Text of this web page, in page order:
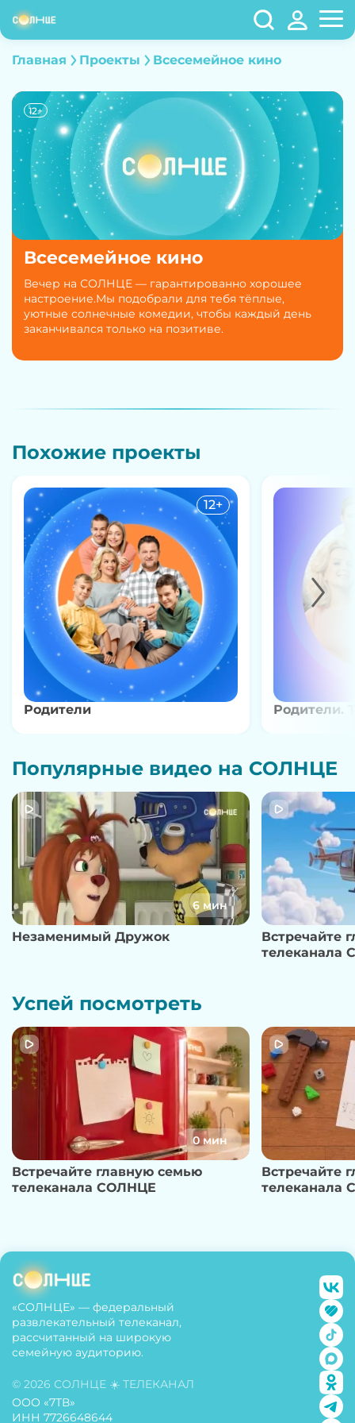
Главная Проекты Всесемейное кино
12+
Всесемейное кино
Вечер на СОЛНЦЕ — гарантированно хорошее
настроение.Мы подобрали для тебя тёплые,
уютные солнечные комедии, чтобы каждый день
заканчивался только на позитиве.
Похожие проекты
12+
Родители Родители.
Популярные видео на СОЛНЦЕ
6 мин
Незаменимый Дружок
Встречайте
телеканала
Успей посмотреть
0 мин
Встречайте главную семью
телеканала СОЛНЦЕ
Встречайте
телеканала
«СОЛНЦЕ» — федеральный
развлекательный телеканал,
рассчитанный на широкую
семейную аудиторию.
© 2026 СОЛНЦЕ ☀️ ТЕЛЕКАНАЛ
ООО «7ТВ»
ИНН 7726648644